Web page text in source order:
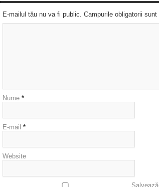
E-mailul tău nu va fi public. Campurile obligatorii
Nume *
E-mail *
Website